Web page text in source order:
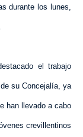
durante los lunes,
el trabajo
su Concejalía, ya
han llevado a cabo
crevillentinos